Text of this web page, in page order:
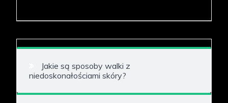
Jakie są sposoby walki z
niedoskonałościami skóry?